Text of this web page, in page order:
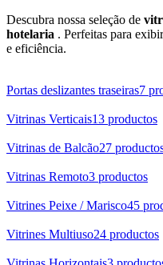
Descubra nossa seleção de
hotelaria . Perfeitas para
e eficiência.
Portas deslizantes traseiras7
Vitrinas Verticais13 productos
Vitrinas de Balcão27
Vitrinas Remoto3 productos
Vitrines Peixe / Marisco45
Vitrines Multiuso24 productos